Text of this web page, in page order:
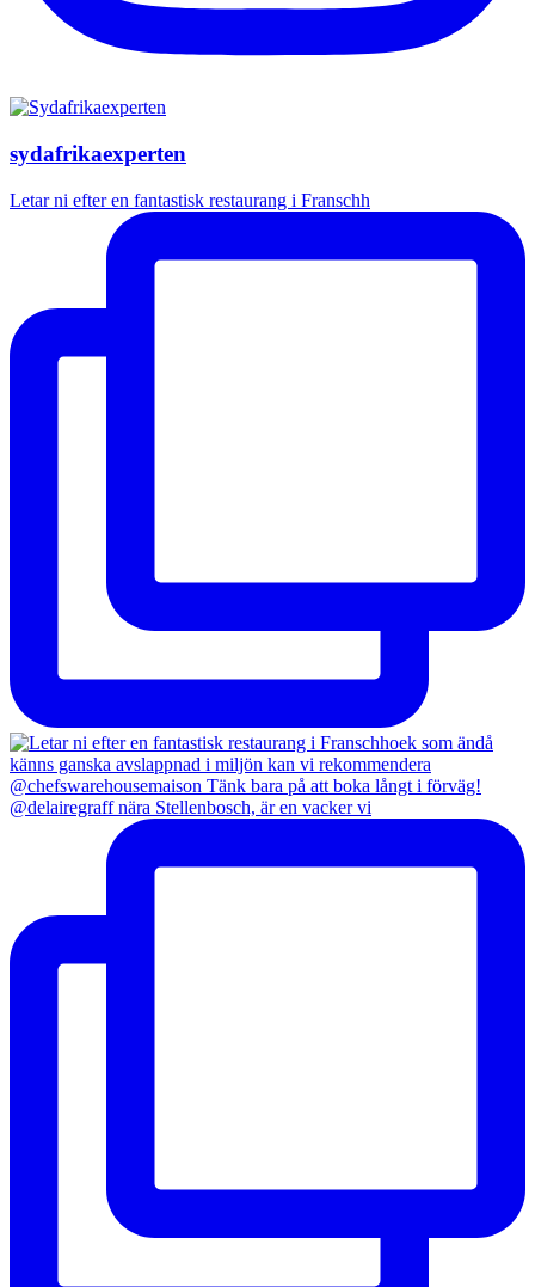
sydafrikaexperten
Letar ni efter en fantastisk restaurang i Franschh
@delairegraff nära Stellenbosch, är en vacker vi